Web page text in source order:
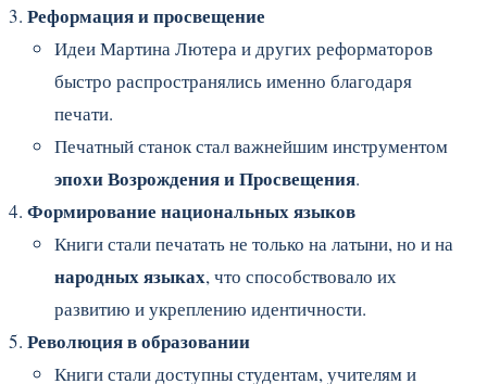
Реформация и просвещение
Идеи Мартина Лютера и других реформаторов
быстро распространялись именно благодаря
печати.
Печатный станок стал важнейшим инструментом
эпохи Возрождения и Просвещения.
Формирование национальных языков
Книги стали печатать не только на латыни, но и на
народных языках, что способствовало их
развитию и укреплению идентичности.
Революция в образовании
Книги стали доступны студентам, учителям и